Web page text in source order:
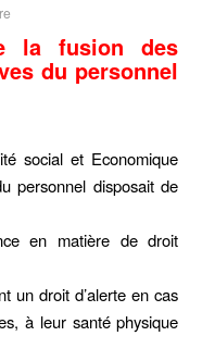
la fusion des
du personnel
social et Economique
personnel disposait de
en matière de droit
un droit d’alerte en cas
à leur santé physique